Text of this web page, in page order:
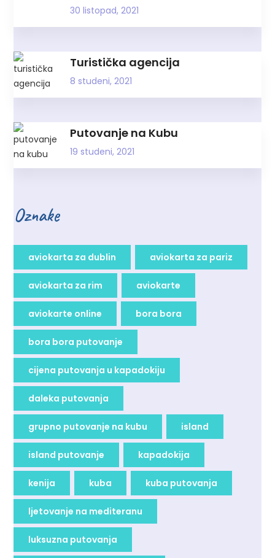
30 listopad, 2021
Turistička agencija
8 studeni, 2021
Putovanje na Kubu
19 studeni, 2021
Oznake
aviokarta za dublin aviokarta za pariz
aviokarta za rim aviokarte
aviokarte online bora bora
bora bora putovanje
cijena putovanja u kapadokiju
daleka putovanja
grupno putovanje na kubu island
island putovanje kapadokija
kenija kuba kuba putovanja
ljetovanje na mediteranu
luksuzna putovanja